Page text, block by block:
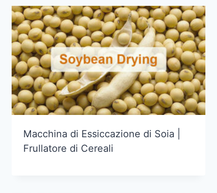
Macchina di Essiccazione di Soia |
Frullatore di Cereali